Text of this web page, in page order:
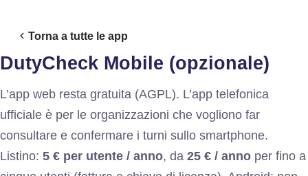
Torna a tutte le app
DutyCheck Mobile (opzionale)
L’app web resta gratuita (AGPL). L’app telefonica
ufficiale è per le organizzazioni che vogliono far
consultare e confermare i turni sullo smartphone.
Listino: 5 € per utente / anno, da 25 € / anno per fino a